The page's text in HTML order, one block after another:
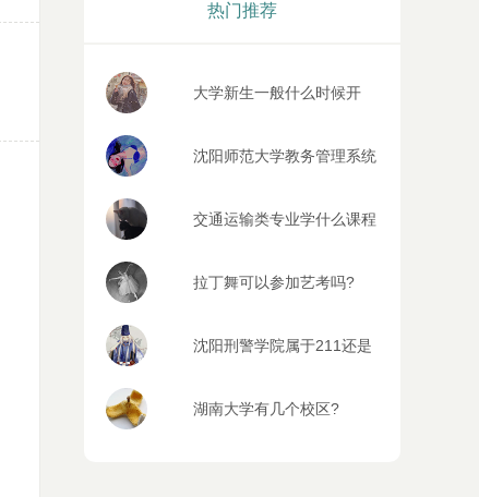
热门推荐
大学新生一般什么时候开
沈阳师范大学教务管理系统
交通运输类专业学什么课程
拉丁舞可以参加艺考吗?
沈阳刑警学院属于211还是
湖南大学有几个校区?